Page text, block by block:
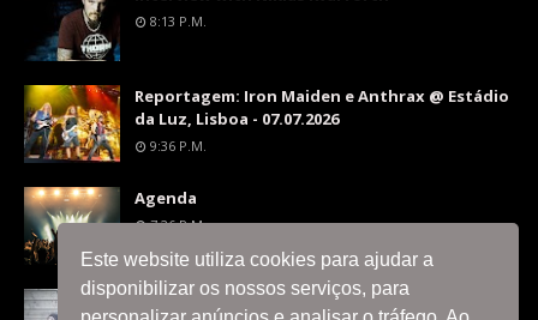
Este website utiliza cookies para ajudar a
disponibilizar os nossos serviços, para
8:13 P.m.
Reportagem: Iron Maiden e Anthrax @ Estádio
da Luz, Lisboa - 07.07.2026
9:36 P.m.
Agenda
7:26 P.m.
Interview with Silent Skies